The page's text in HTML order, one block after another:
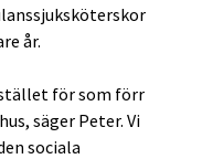
år.
för som förr
säger Peter. Vi
sociala